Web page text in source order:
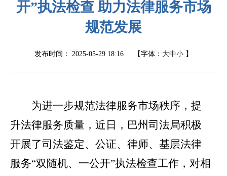
开”执法检查 助力法律服务市场
规范发展
发布时间： 2025-05-29 18:16 【字体： 大中小 】
为进一步规范法律服务市场秩序，提
升法律服务质量，近日，巴州司法局积极
开展了司法鉴定、公证、律师、基层法律
服务“双随机、一公开”执法检查工作，对相